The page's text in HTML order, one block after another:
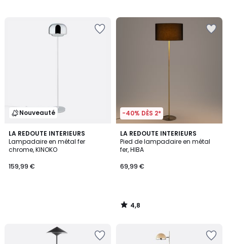
Nouveauté
LA REDOUTE INTERIEURS
Lampadaire en métal fer
chrome, KINOKO
159,99 €
-40% DÈS 2*
LA REDOUTE INTERIEURS
Pied de lampadaire en métal
fer, HIBA
69,99 €
4,8
/ 5
4,8
/